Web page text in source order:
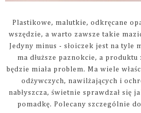
Plastikowe, malutkie, odkręcane
wszędzie, a warto zawsze takie
Jedyny minus - słoiczek jest na tyle
ma dłuższe paznokcie, a produktu
będzie miała problem. Ma wiele
odżywczych, nawilżających i
nabłyszcza, świetnie sprawdzał się
pomadkę. Polecany szczególnie